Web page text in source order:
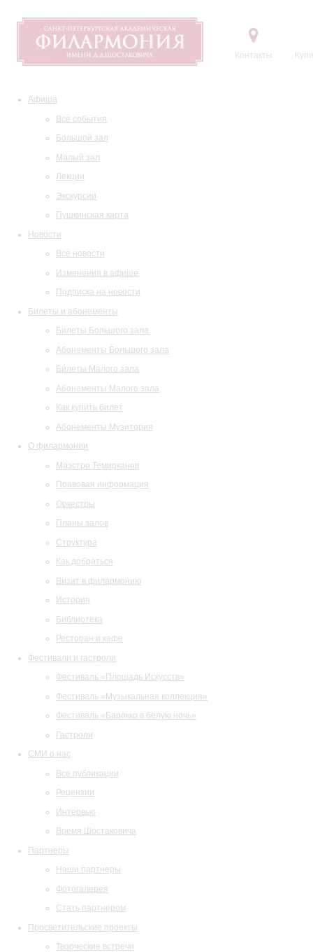
Контакты
Афиша
Все события
Большой зал
Малый зал
Лекции
Экскурсии
Пушкинская карта
Новости
Все новости
Изменения в афише
Подписка на новости
Билеты и абонементы
Билеты Большого зала
Абонементы Большого зала
Билеты Малого зала
Абонементы Малого зала
Как купить билет
Абонементы Музитория
О филармонии
Маэстро Темирканов
Правовая информация
Оркестры
Планы залов
Структура
Как добраться
Визит в филармонию
История
Библиотека
Ресторан и кафе
Фестивали и гастроли
Фестиваль «Площадь Искусств»
Фестиваль «Музыкальная коллекция»
Фестиваль «Барокко в белую ночь»
Гастроли
СМИ о нас
Все публикации
Рецензии
Интервью
Время Шостаковича
Партнеры
Наши партнеры
Фотогалерея
Стать партнером
Просветительские проекты
Творческие встречи